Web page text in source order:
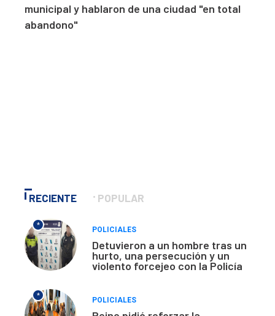
municipal y hablaron de una ciudad "en total
abandono"
RECIENTE POPULAR
*
POLICIALES
Detuvieron a un hombre tras un
hurto, una persecución y un
violento forcejeo con la Policía
*
POLICIALES